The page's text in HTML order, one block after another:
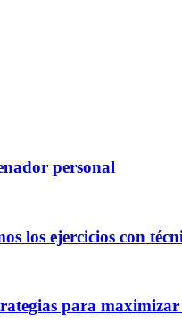
personal
los ejercicios con
para